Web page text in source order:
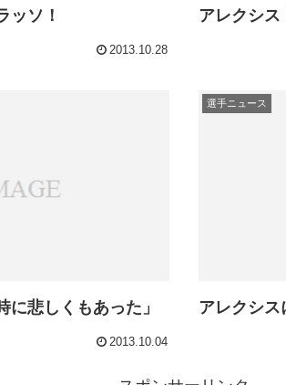
ッソ！
2013.10.28
アレクシス
に悲しくもあった」
2013.10.04
選手ニュース
アレクシス